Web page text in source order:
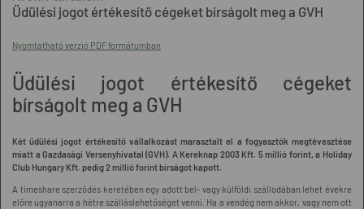
Üdülési jogot értékesítő cégeket bírságolt meg a GVH
Nyomtatható verzió PDF formátumban
Üdülési jogot értékesítő cégeket
bírságolt meg a GVH
Két üdülési jogot értékesítő vállalkozást marasztalt el a fogyasztók megtévesztése
miatt a Gazdasági Versenyhivatal (GVH). A Kereknap 2003 Kft. 5 millió forint, a Holiday
Club Hungary Kft. pedig 2 millió forint bírságot kapott.
A timeshare szerződés keretében egy adott bel- vagy külföldi szállodában lehet évekre
előre ugyanarra a hétre szálláslehetőséget venni. Ha a vendég nem akkor, vagy nem ott